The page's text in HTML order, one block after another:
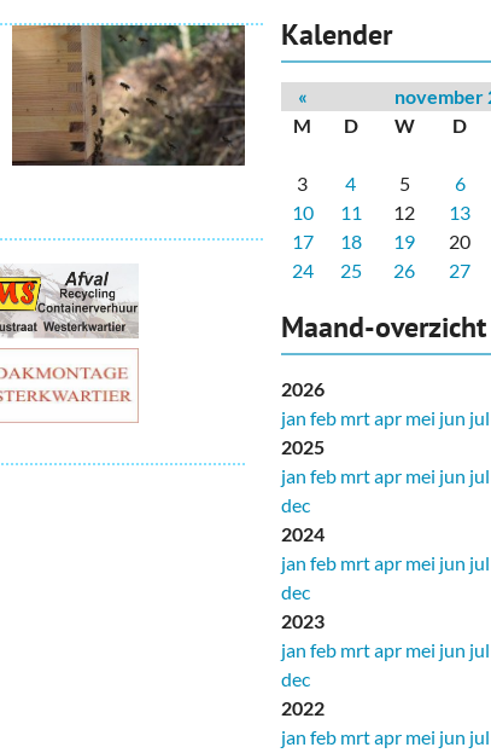
Vervoer, Auto's & Fietsen
Wonen & Interieur
On-line bestellen in Zuidhorn
Financiën, Makelaars & Hypotheken
Diensten, Gemak & Zakelijk
(Ver) Bouw & Onderhoud
Bedrijventerreinen
Bedrijven in de Regio Zuidhorn
Kalender
« november
M
D W D
3
4 5 6
10
11 12 13
17
18 19 20
24
25 26 27
Maand-overzicht
2026
jan feb mrtapr mei jun jul
2025
jan feb mrtapr mei jun jul
dec
2024
jan feb mrtapr mei jun jul
dec
2023
jan feb mrtapr mei jun jul
dec
2022
jan feb mrtapr mei jun jul